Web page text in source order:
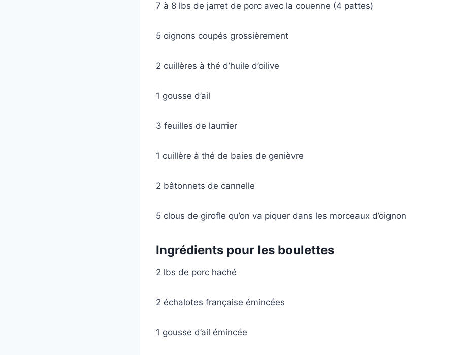
7 à 8 lbs de jarret de porc avec la couenne (4 pattes)
5 oignons coupés grossièrement
2 cuillères à thé d’huile d’oilive
1 gousse d’ail
3 feuilles de laurrier
1 cuillère à thé de baies de genièvre
2 bâtonnets de cannelle
5 clous de girofle qu’on va piquer dans les morceaux d’oignon
Ingrédients pour les boulettes
2 lbs de porc haché
2 échalotes française émincées
1 gousse d’ail émincée